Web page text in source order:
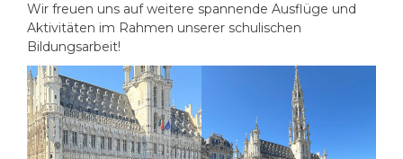
Wir freuen uns auf weitere spannende Ausflüge und
Aktivitäten im Rahmen unserer schulischen
Bildungsarbeit!